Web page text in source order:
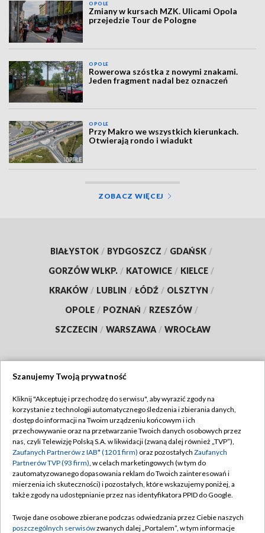
OPOLE
Zmiany w kursach MZK. Ulicami Opola
przejedzie Tour de Pologne
OPOLE
Rowerowa szóstka z nowymi znakami.
Jeden fragment nadal bez oznaczeń
OPOLE
Przy Makro we wszystkich kierunkach.
Otwierają rondo i wiadukt
ZOBACZ WIĘCEJ
BIAŁYSTOK / BYDGOSZCZ / GDAŃSK /
GORZÓW WLKP. / KATOWICE / KIELCE /
KRAKÓW / LUBLIN / ŁÓDŹ / OLSZTYN /
OPOLE / POZNAŃ / RZESZÓW /
SZCZECIN / WARSZAWA / WROCŁAW
TVP
Abonament TVP
Emisja w TVP
Centrum informacji TVP
Naziemna Telewizja Cyfrowa
Rada Programowa
Regulamin TVP
Polityka prywatności
Moje zgody
Pomoc
Kontakt
Szanujemy Twoją prywatność
Kliknij "Akceptuję i przechodzę do serwisu", aby wyrazić zgody na
korzystanie z technologii automatycznego śledzenia i zbierania danych,
dostęp do informacji na Twoim urządzeniu końcowym i ich
przechowywanie oraz na przetwarzanie Twoich danych osobowych przez
nas, czyli Telewizję Polską S.A. w likwidacji (zwaną dalej również „TVP”),
Zaufanych Partnerów z IAB* (1201 firm) oraz pozostałych Zaufanych
Partnerów TVP (93 firm), w celach marketingowych (w tym do
zautomatyzowanego dopasowania reklam do Twoich zainteresowań i
mierzenia ich skuteczności) i pozostałych, które wskazujemy poniżej, a
także zgody na udostępnianie przez nas identyfikatora PPID do Google.
Twoje dane osobowe zbierane podczas odwiedzania przez Ciebie naszych
poszczególnych serwisówzwanych dalej „Portalem”, w tym informacje